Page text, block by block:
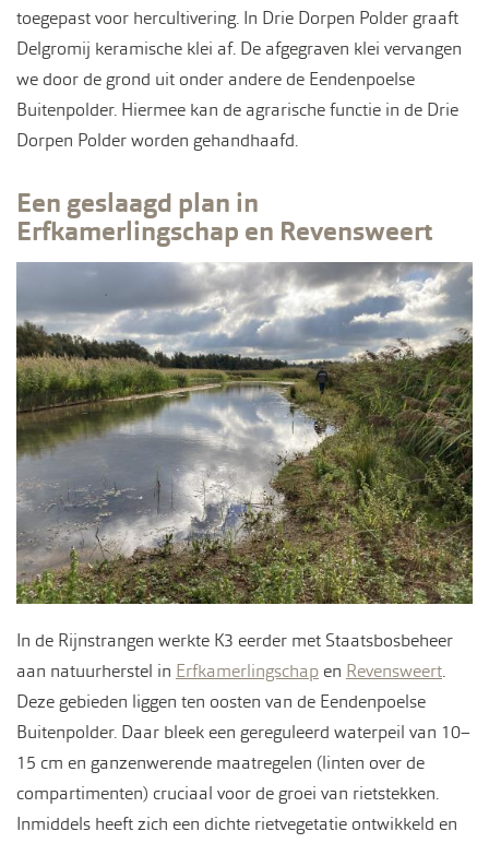
toegepast voor hercultivering. In Drie Dorpen Polder graaft
Delgromij keramische klei af. De afgegraven klei vervangen
we door de grond uit onder andere de Eendenpoelse
Buitenpolder. Hiermee kan de agrarische functie in de Drie
Dorpen Polder worden gehandhaafd.
Een geslaagd plan in
Erfkamerlingschap en Revensweert
In de Rijnstrangen werkte K3 eerder met Staatsbosbeheer
aan natuurherstel in Erfkamerlingschap en Revensweert.
Deze gebieden liggen ten oosten van de Eendenpoelse
Buitenpolder. Daar bleek een gereguleerd waterpeil van 10–
15 cm en ganzenwerende maatregelen (linten over de
compartimenten) cruciaal voor de groei van rietstekken.
Inmiddels heeft zich een dichte rietvegetatie ontwikkeld en